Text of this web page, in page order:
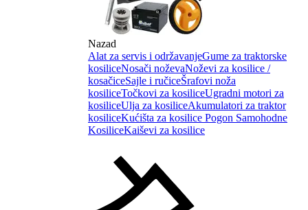
Nazad
Alat za servis i održavanjeGume za traktorske
kosiliceNosači noževaNoževi za kosilice /
kosačiceSajle i ručiceŠrafovi noža
kosiliceTočkovi za kosiliceUgradni motori za
kosiliceUlja za kosiliceAkumulatori za traktor
kosiliceKućišta za kosilice Pogon Samohodne
KosiliceKaiševi za kosilice